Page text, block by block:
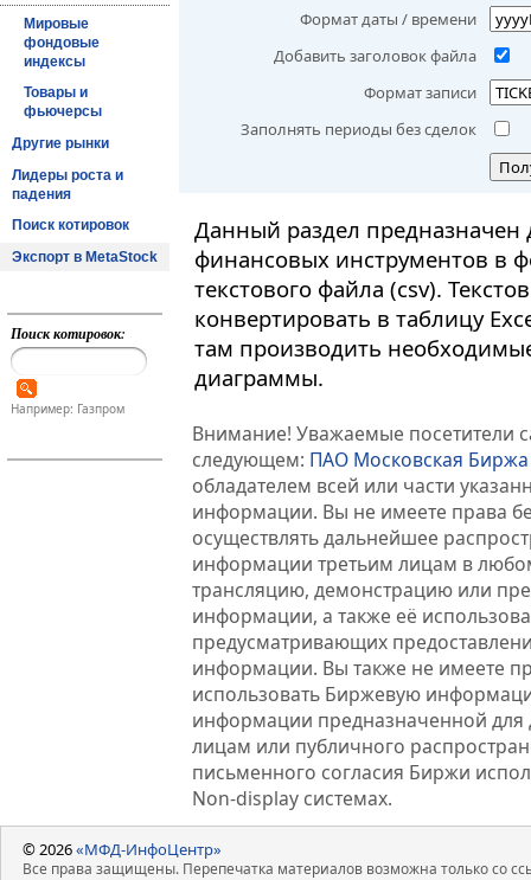
Мировые
фондовые
индексы
Товары и
фьючерсы
Другие рынки
Лидеры роста и
падения
Поиск котировок
Экспорт в MetaStock
Поиск котировок:
Например: Газпром
Формат даты / времени
Добавить заголовок файла
Формат записи
Заполнять периоды без сделок
Данный раздел
финансовых инструментов в
текстового файла (csv).
конвертировать в таблицу
там производить
диаграммы.
Внимание! Уважаемые посетители
следующем: ПАО Московская Биржа
обладателем всей или части
информации. Вы не имеете права
осуществлять дальнейшее
информации третьим лицам в
трансляцию, демонстрацию или
информации, а также её
предусматривающих
информации. Вы также не имеете
использовать Биржевую
информации предназначенной для
лицам или публичного
письменного согласия Биржи
Non-display системах.
© 2026«МФД-ИнфоЦентр»
Все права защищены. Перепечатка материалов возможна только со